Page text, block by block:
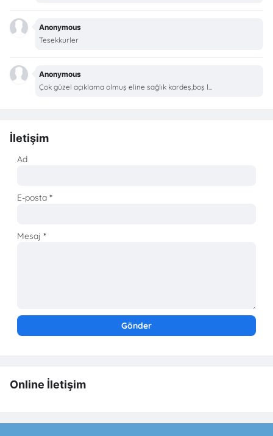
Anonymous
Tesekkurler
Anonymous
Çok güzel açıklama olmuş eline sağlık kardeş,boş l...
İletişim
Ad
E-posta*
Mesaj*
Online İletişim